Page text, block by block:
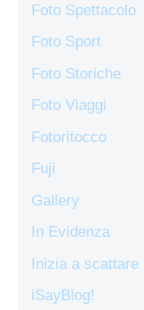
Foto Spettacolo
Foto Sport
Foto Storiche
Foto Viaggi
Fotoritocco
Fuji
Gallery
In Evidenza
Inizia a scattare
iSayBlog!